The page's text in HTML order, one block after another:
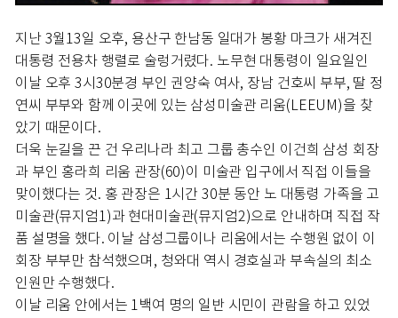
지난 3월13일 오후, 용산구 한남동 일대가 봉황 마크가 새겨진
대통령 전용차 행렬로 술렁거렸다. 노무현 대통령이 일요일인
이날 오후 3시30분경 부인 권양숙 여사, 장남 건호씨 부부, 딸 정
연씨 부부와 함께 이곳에 있는 삼성미술관 리움(LEEUM)을 찾
았기 때문이다.
더욱 눈길을 끈 건 우리나라 최고 그룹 총수인 이건희 삼성 회장
과 부인 홍라희 리움 관장(60)이 미술관 입구에서 직접 이들을
맞이했다는 것. 홍 관장은 1시간 30분 동안 노 대통령 가족을 고
미술관(뮤지엄1)과 현대미술관(뮤지엄2)으로 안내하며 직접 작
품 설명을 했다. 이날 삼성그룹이나 리움에서는 수행원 없이 이
회장 부부만 참석했으며, 청와대 역시 경호실과 부속실의 최소
인원만 수행했다.
이날 리움 안에서는 1백여 명의 일반 시민이 관람을 하고 있었